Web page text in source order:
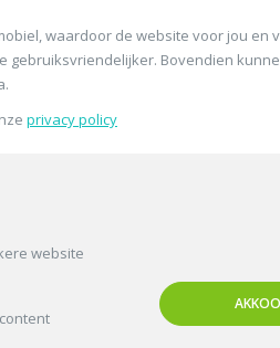
waardoor de website voor jou en
gebruiksvriendelijker. Bovendien
privacy policy
website